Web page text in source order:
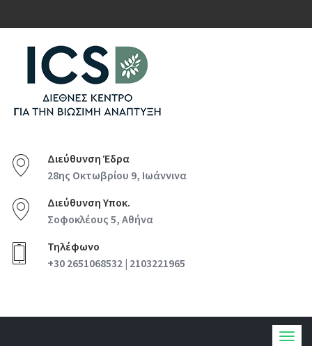
Διεύθυνση Έδρα
28ης Οκτωβρίου 9, Ιωάννινα
Διεύθυνση Υποκ.
Σοφοκλέους 5, Αθήνα
Τηλέφωνο
+30 2651068532 | 2103221965